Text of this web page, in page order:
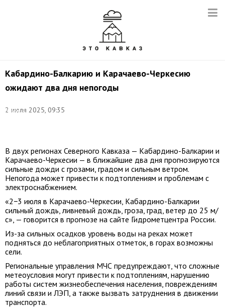
Кабардино-Балкарию и Карачаево-Черкесию
ожидают два дня непогоды
2 июля 2025, 09:35
Евгений
В двух регионах Северного Кавказа — Кабардино-Балкарии и
Карачаево-Черкесии — в ближайшие два дня прогнозируются
сильные дожди с грозами, градом и сильным ветром.
Непогода может привести к подтоплениям и проблемам с
электроснабжением.
«2−3 июля в Карачаево-Черкесии, Кабардино-Балкарии
сильный дождь, ливневый дождь, гроза, град, ветер до 25 м/
с», — говорится в прогнозе на сайте Гидрометцентра России.
Из-за сильных осадков уровень воды на реках может
подняться до неблагоприятных отметок, в горах возможны
сели.
Региональные управления МЧС предупреждают, что сложные
метеоусловия могут привести к подтоплениям, нарушению
работы систем жизнеобеспечения населения, повреждениям
линий связи и ЛЭП, а также вызвать затруднения в движении
транспорта.